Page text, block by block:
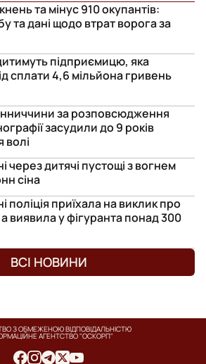
та мінус 910 окупантів:
та дані щодо втрат ворога за
підприємицю, яка
сплати 4,6 мільйона гривень
за розповсюдження
засудили до 9 років
волі
через дитячі пустощі з вогнем
сіна
поліція приїхала на виклик про
виявила у фігуранта понад 300
ВСІ НОВИНИ
З ОБМЕЖЕНОЮ ВІДПОВІДАЛЬНІСТЮ
АГЕНТСТВО "ОСКОРП"